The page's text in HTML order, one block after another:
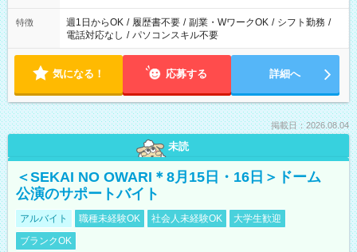
特徴 週1日からOK / 履歴書不要 / 副業・WワークOK / シフト勤務 /
電話対応なし / パソコンスキル不要
気になる！ 応募する 詳細へ
掲載日：2026.08.04
未読
＜SEKAI NO OWARI＊8月15日・16日＞ドーム
公演のサポートバイト
アルバイト 職種未経験OK 社会人未経験OK
大学生歓迎
ブランクOK